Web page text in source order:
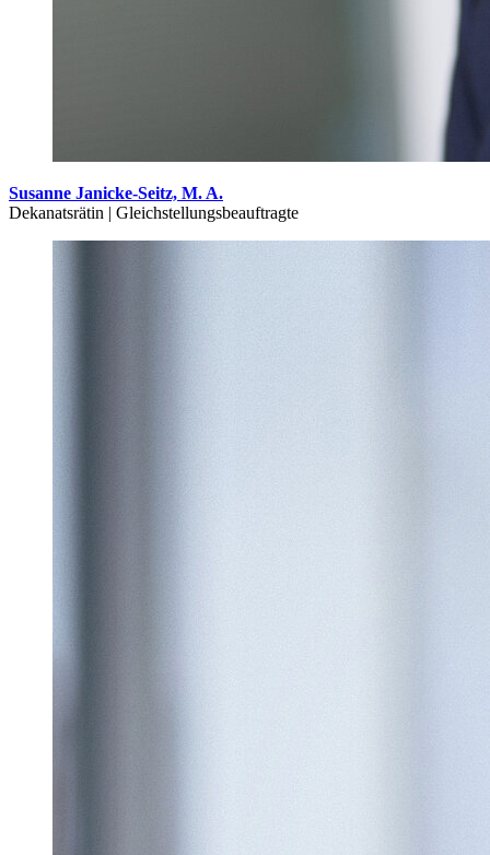
Susanne Janicke-Seitz, M. A.
Dekanatsrätin | Gleichstellungsbeauftragte